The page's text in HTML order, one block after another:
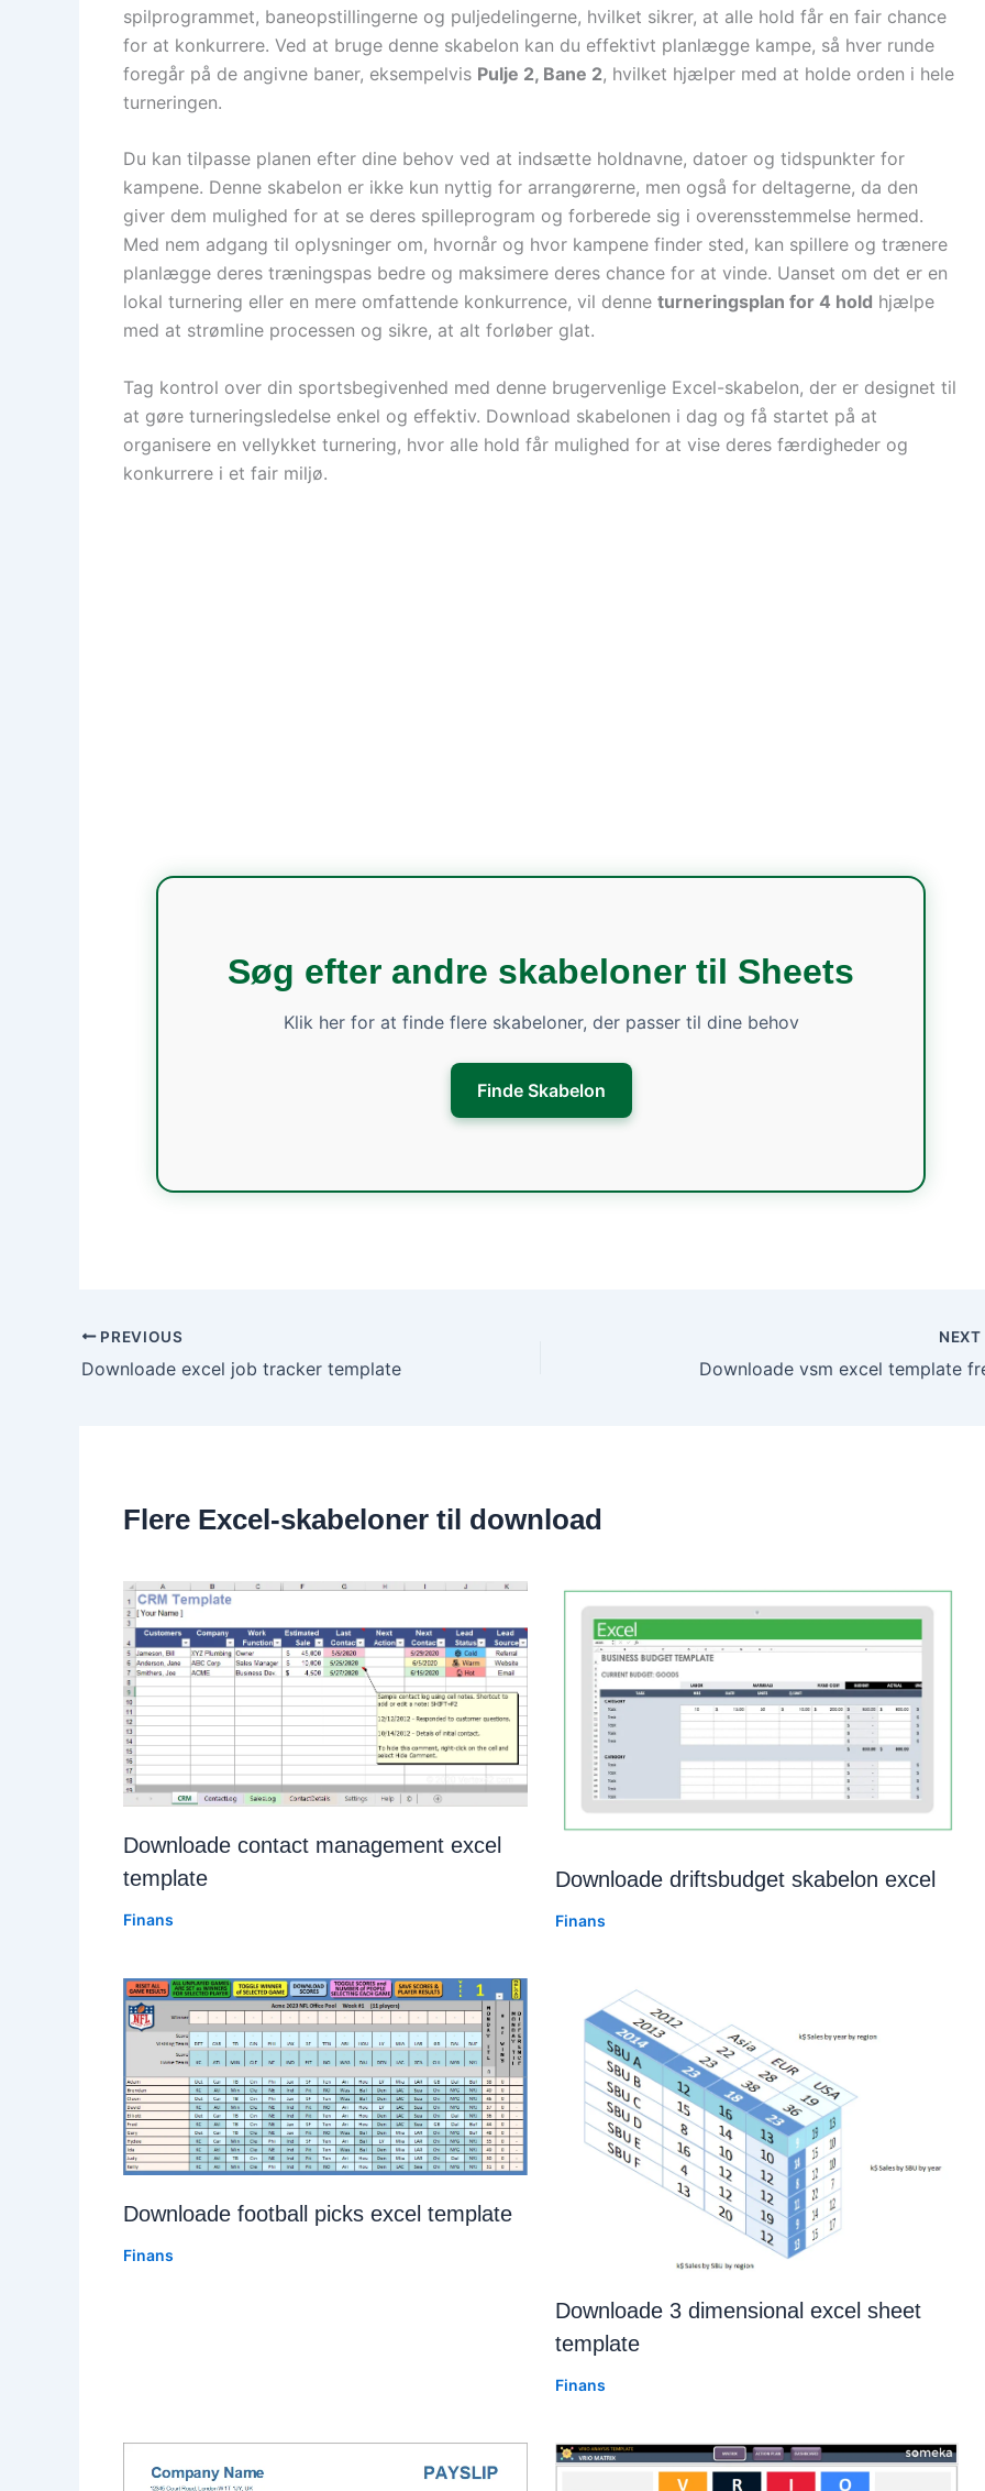
spilprogrammet, baneopstillingerne og puljedelingerne, hvilket sikrer, at alle hold får en fair chance
for at konkurrere. Ved at bruge denne skabelon kan du effektivt planlægge kampe, så hver runde
foregår på de angivne baner, eksempelvis Pulje 2, Bane 2, hvilket hjælper med at holde orden i hele
turneringen.
Du kan tilpasse planen efter dine behov ved at indsætte holdnavne, datoer og tidspunkter for
kampene. Denne skabelon er ikke kun nyttig for arrangørerne, men også for deltagerne, da den
giver dem mulighed for at se deres spilleprogram og forberede sig i overensstemmelse hermed.
Med nem adgang til oplysninger om, hvornår og hvor kampene finder sted, kan spillere og trænere
planlægge deres træningspas bedre og maksimere deres chance for at vinde. Uanset om det er en
lokal turnering eller en mere omfattende konkurrence, vil denne turneringsplan for 4 hold hjælpe
med at strømline processen og sikre, at alt forløber glat.
Tag kontrol over din sportsbegivenhed med denne brugervenlige Excel-skabelon, der er designet til
at gøre turneringsledelse enkel og effektiv. Download skabelonen i dag og få startet på at
organisere en vellykket turnering, hvor alle hold får mulighed for at vise deres færdigheder og
konkurrere i et fair miljø.
Søg efter andre skabeloner til Sheets
Klik her for at finde flere skabeloner, der passer til dine behov
Finde Skabelon
PREVIOUS
Downloade excel job tracker template
NEXT
Downloade vsm excel template
Flere Excel-skabeloner til download
Downloade contact management excel
template
Finans
Downloade driftsbudget skabelon excel
Finans
Downloade football picks excel template
Finans
Downloade 3 dimensional excel sheet
template
Finans